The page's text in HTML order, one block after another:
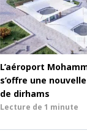
L’aéroport
s’offre une
de dirhams
Lecture de 1 minute